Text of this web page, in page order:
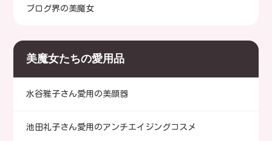
ブログ界の美魔女
美魔女たちの愛用品
水谷雅子さん愛用の美顔器
池田礼子さん愛用のアンチエイジングコスメ